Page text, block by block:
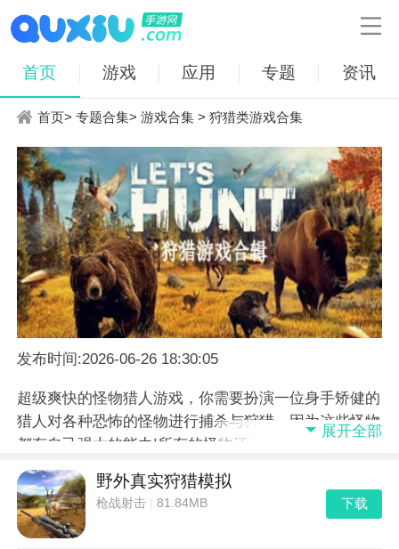

首页 游戏 应用 专题 资讯
首页>专题合集>游戏合集 > 狩猎类游戏合集
发布时间:2026-06-26 18:30:05
超级爽快的怪物猎人游戏，你需要扮演一位身手矫健的
猎人对各种恐怖的怪物进行捕杀与狩猎，因为这些怪物
都有自己强大的能力!所有的怪物还会携带超多稀有的
素材，使用这些素材能够制作很多稀有的装备，还能提
升自己的能力，怪物猎人首先是由卡普空游戏制作商进
行研发的，他们制造出了一款超级厉害的怪物猎人系
列，在全世界都受到了广泛的好评，并且这些游戏都制
展开全部
野外真实狩猎模拟
枪战射击 |81.84MB 下载